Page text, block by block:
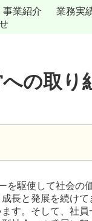
事業紹介 業務実
の取り
駆使して社会の
⾧と発展を続け
す。そして、社